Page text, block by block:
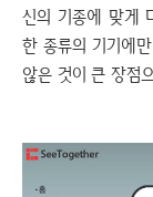
신의 기종에 맞게
한 종류의 기기에
않은 것이 큰 장점